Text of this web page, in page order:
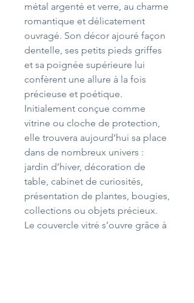
métal argenté et verre, au charme
romantique et délicatement
ouvragé. Son décor ajouré façon
dentelle, ses petits pieds griffes
et sa poignée supérieure lui
confèrent une allure à la fois
précieuse et poétique.
Initialement conçue comme
vitrine ou cloche de protection,
elle trouvera aujourd’hui sa place
dans de nombreux univers :
jardin d’hiver, décoration de
table, cabinet de curiosités,
présentation de plantes, bougies,
collections ou objets précieux.
Le couvercle vitré s’ouvre grâce à